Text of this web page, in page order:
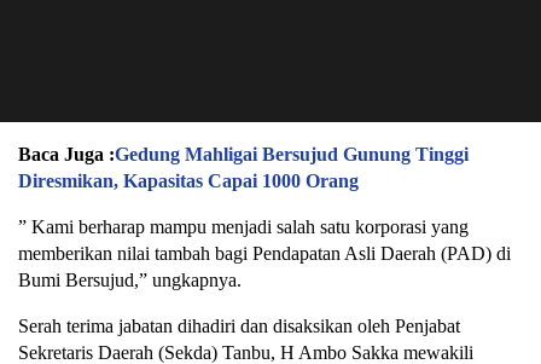
Baca Juga :Gedung Mahligai Bersujud Gunung Tinggi
Diresmikan, Kapasitas Capai 1000 Orang
” Kami berharap mampu menjadi salah satu korporasi yang
memberikan nilai tambah bagi Pendapatan Asli Daerah (PAD) di
Bumi Bersujud,” ungkapnya.
Serah terima jabatan dihadiri dan disaksikan oleh Penjabat
Sekretaris Daerah (Sekda) Tanbu, H Ambo Sakka mewakili